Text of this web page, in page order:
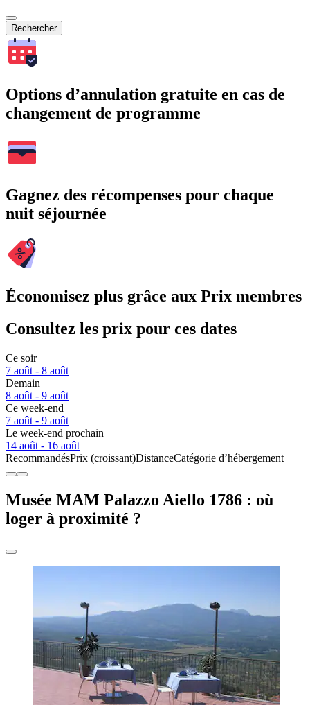
Rechercher
Options d’annulation gratuite en cas de
changement de programme
Gagnez des récompenses pour chaque
nuit séjournée
Économisez plus grâce aux Prix membres
Consultez les prix pour ces dates
Ce soir
7 août - 8 août
Demain
8 août - 9 août
Ce week-end
7 août - 9 août
Le week-end prochain
14 août - 16 août
RecommandésPrix (croissant)DistanceCatégorie d’hébergement
Musée MAM Palazzo Aiello 1786 : où
loger à proximité ?